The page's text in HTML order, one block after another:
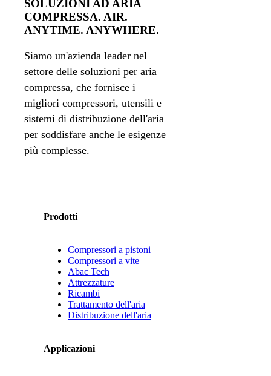
SOLUZIONI AD ARIA
COMPRESSA. AIR.
ANYTIME. ANYWHERE.
Siamo un'azienda leader nel
settore delle soluzioni per aria
compressa, che fornisce i
migliori compressori, utensili e
sistemi di distribuzione dell'aria
per soddisfare anche le esigenze
più complesse.
Prodotti
Compressori a pistoni
Compressori a vite
Abac Tech
Attrezzature
Ricambi
Trattamento dell'aria
Distribuzione dell'aria
Applicazioni